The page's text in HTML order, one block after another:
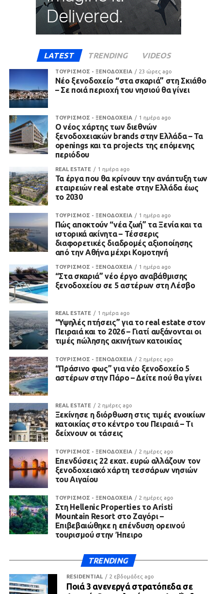
LATEST TRENDING VIDEOS
ΤΟΥΡΙΣΜΟΣ - ΞΕΝΟΔΟΧΕΙΑ 23 ώρες ago
Νέο ξενοδοχείο “στα σκαριά” στη Σκιάθο
– Σε ποιά περιοχή του νησιού θα γίνει
ΤΟΥΡΙΣΜΟΣ - ΞΕΝΟΔΟΧΕΙΑ 1 ημέρα ago
Ο νέος χάρτης των διεθνών
ξενοδοχειακών brands στην Ελλάδα – Τα
openings και τα projects της επόμενης
περιόδου
REAL ESTATE 1 ημέρα ago
Τα έργα που θα κρίνουν την ανάπτυξη των
εταιρειών real estate στην Ελλάδα έως
το 2030
ΤΟΥΡΙΣΜΟΣ - ΞΕΝΟΔΟΧΕΙΑ 1 ημέρα ago
Πώς αποκτούν “νέα ζωή” τα Ξενία και τα
ιστορικά ακίνητα – Τέσσερις
διαφορετικές διαδρομές αξιοποίησης
από την Αθήνα μέχρι Κομοτηνή
ΤΟΥΡΙΣΜΟΣ - ΞΕΝΟΔΟΧΕΙΑ 1 ημέρα ago
“Στα σκαριά” νέο έργο αναβάθμισης
ξενοδοχείου σε 5 αστέρων στη Λέσβο
REAL ESTATE 1 ημέρα ago
“Υψηλές πτήσεις” για το real estate στον
Πειραιά και το 2026 – Γιατί αυξάνονται οι
τιμές πώλησης ακινήτων κατοικίας
ΤΟΥΡΙΣΜΟΣ - ΞΕΝΟΔΟΧΕΙΑ 2 ημέρες ago
“Πράσινο φως” για νέο ξενοδοχείο 5
αστέρων στην Πάρο – Δείτε πού θα γίνει
REAL ESTATE 2 ημέρες ago
Ξεκίνησε η διόρθωση στις τιμές ενοικίων
κατοικίας στο κέντρο του Πειραιά – Τι
δείχνουν οι τάσεις
ΤΟΥΡΙΣΜΟΣ - ΞΕΝΟΔΟΧΕΙΑ 2 ημέρες ago
Επενδύσεις 22 εκατ. ευρώ αλλάζουν τον
ξενοδοχειακό χάρτη τεσσάρων νησιών
του Αιγαίου
ΤΟΥΡΙΣΜΟΣ - ΞΕΝΟΔΟΧΕΙΑ 2 ημέρες ago
Στη Hellenic Properties το Aristi
Mountain Resort στο Ζαγόρι –
Επιβεβαιώθηκε η επένδυση ορεινού
τουρισμού στην Ήπειρο
TRENDING
RESIDENTIAL 2 εβδομάδες ago
Ποιά 3 ανενεργά στρατόπεδα σε